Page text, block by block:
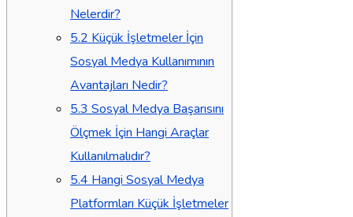
Nelerdir?
5.2 Küçük İşletmeler İçin
Sosyal Medya Kullanımının
Avantajları Nedir?
5.3 Sosyal Medya Başarısını
Ölçmek İçin Hangi Araçlar
Kullanılmalıdır?
5.4 Hangi Sosyal Medya
Platformları Küçük İşletmeler